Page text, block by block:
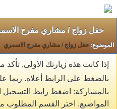
حفل زواج / مشاري مفرح
الموضوع: حفل زواج / مشاري مفرح الاسمري
إذا كانت هذه زيارتك الاولى,
بالضغط على الرابط أعلاه. ربما
بالمشاركة: اضغط رابط التسجيل
المواضيع, اختر القسم المطلوب